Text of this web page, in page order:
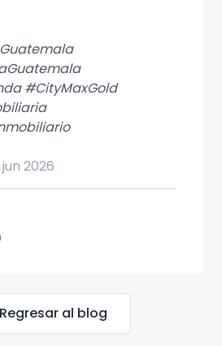
#CityMaxGold
2026
Regresar al blog